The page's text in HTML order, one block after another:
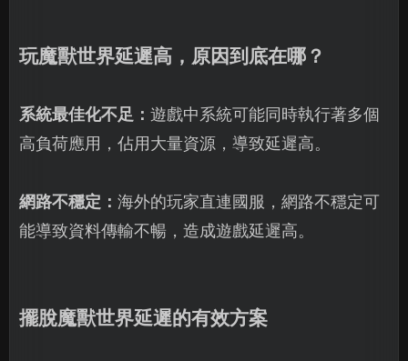
玩魔獸世界延遲高，原因到底在哪？
系統最佳化不足： 遊戲中系統可能同時執行著多個
高負荷應用，佔用大量資源，導致延遲高。
網路不穩定： 海外的玩家直連國服，網路不穩定可
能導致資料傳輸不暢，造成遊戲延遲高。
擺脫魔獸世界延遲的有效方案